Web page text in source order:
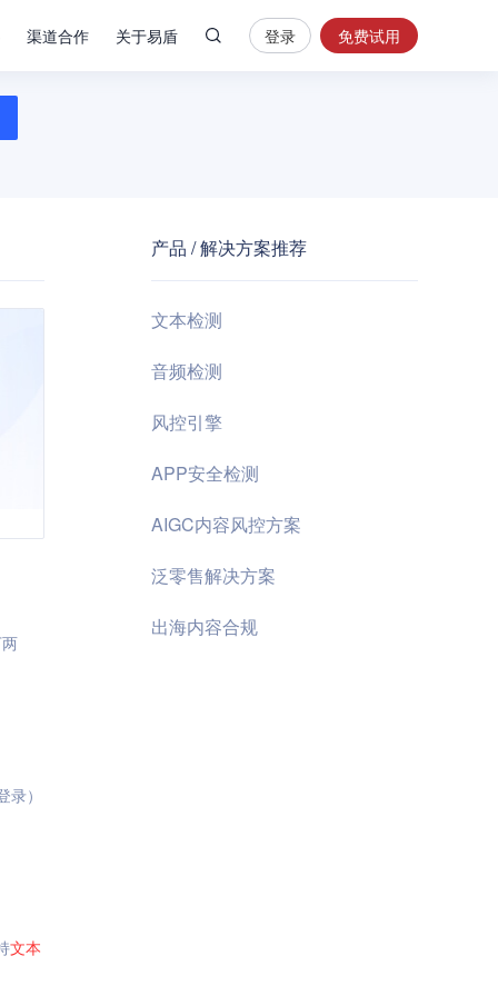
渠道合作 关于易盾
安
全
控
登录 免费试用
）
文本
产品 / 解决方案推荐
文本检测
音频检测
风控引擎
APP安全检测
AIGC内容风控方案
泛零售解决方案
出海内容合规